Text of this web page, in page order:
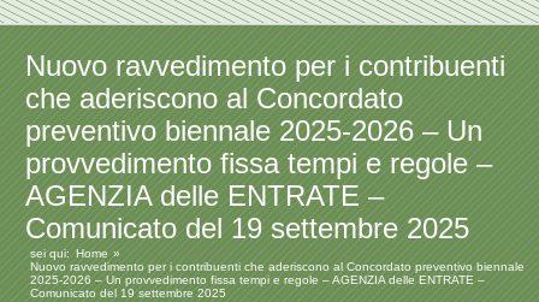
Nuovo ravvedimento per i contribuenti
che aderiscono al Concordato
preventivo biennale 2025-2026 – Un
provvedimento fissa tempi e regole –
AGENZIA delle ENTRATE –
Comunicato del 19 settembre 2025
sei qui: Home
Nuovo ravvedimento per i contribuenti che aderiscono al Concordato preventivo biennale
2025-2026 – Un provvedimento fissa tempi e regole – AGENZIA delle ENTRATE –
Comunicato del 19 settembre 2025